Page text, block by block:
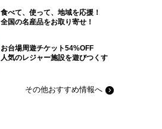
食べて、使って、地域を応援！
全国の名産品をお取り寄せ！
お台場周遊チケット54%OFF
人気のレジャー施設を遊びつくす
その他おすすめ情報へ